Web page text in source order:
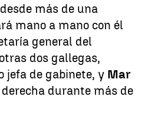
más de una
mano a mano con él
general del
dos gallegas,
jefa de gabinete, y Mar
durante más de